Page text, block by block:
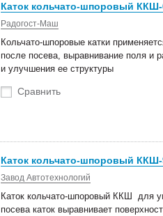
Каток кольчато-шпоровый
Радогост-Маш
Кольчато-шпоровые катки
после посева, выравнивание поля и
и улучшения ее структуры
Сравнить
Каток кольчато-шпоровый
Завод Автотехнологий
Каток кольчато-шпоровый ККШ для
посева каток выравнивает